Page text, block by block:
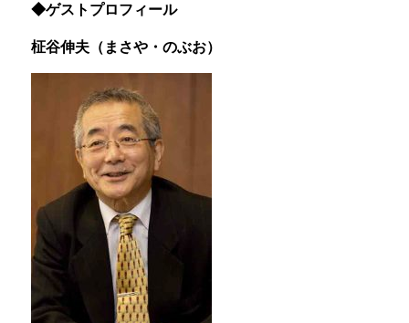
◆ゲストプロフィール
柾谷伸夫（まさや・のぶお）